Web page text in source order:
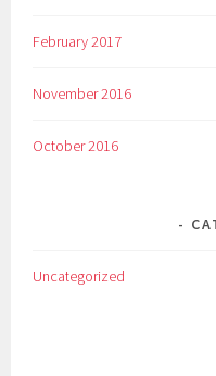
February 2017
November 2016
October 2016
Uncategorized